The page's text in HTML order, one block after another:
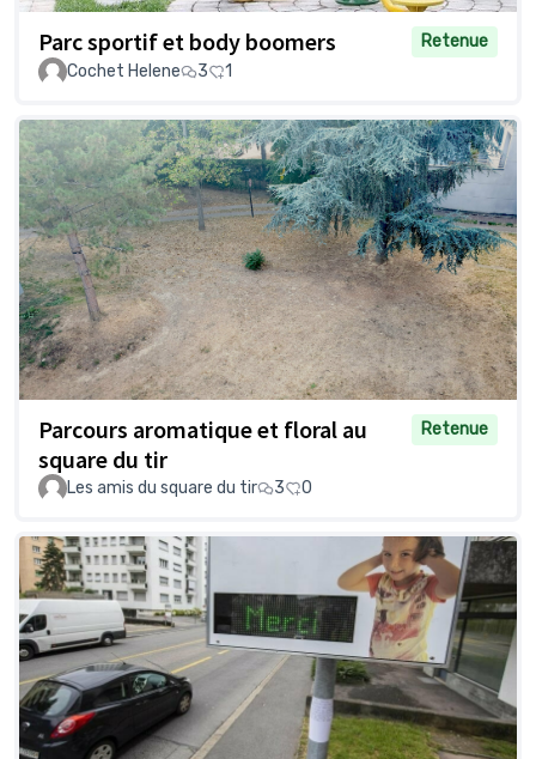
Parc sportif et body boomers
Retenue
Cochet Helene
3 1
Parcours aromatique et floral au
square du tir
Retenue
Les amis du square du tir 3 0